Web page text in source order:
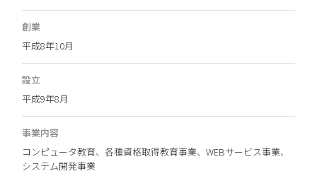
創業
平成8年10月
設立
平成9年8月
事業内容
コンピュータ教育、各種資格取得教育事業、WEBサービス事業、
システム開発事業